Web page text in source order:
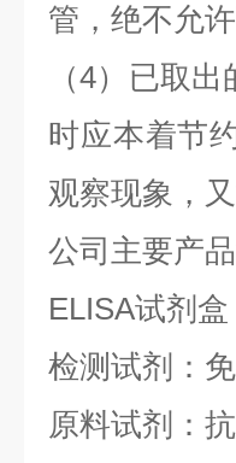
管，绝不允
（4）已取
时应本着节
观察现象，
公司主要产品
ELISA试剂
检测试剂：
原料试剂：